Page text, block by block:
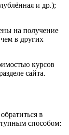
и др.);
на получение
в других
курсов
сайта.
в
способом: